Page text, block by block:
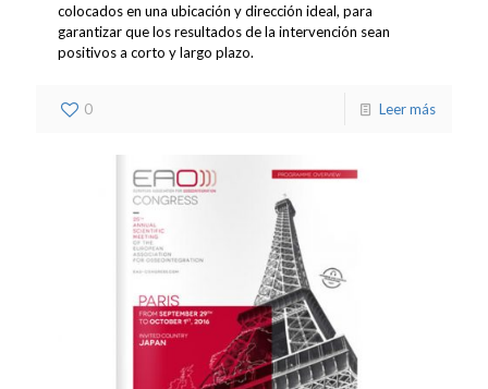
colocados en una ubicación y dirección ideal, para
garantizar que los resultados de la intervención sean
positivos a corto y largo plazo.
0 Leer más